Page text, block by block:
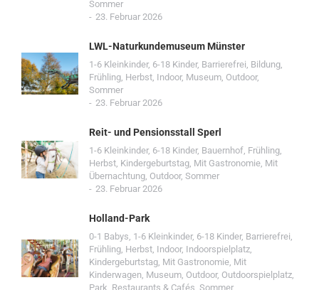
Sommer
23. Februar 2026
LWL-Naturkundemuseum Münster
1-6 Kleinkinder, 6-18 Kinder, Barrierefrei, Bildung,
Frühling, Herbst, Indoor, Museum, Outdoor,
Sommer
23. Februar 2026
Reit- und Pensionsstall Sperl
1-6 Kleinkinder, 6-18 Kinder, Bauernhof, Frühling,
Herbst, Kindergeburtstag, Mit Gastronomie, Mit
Übernachtung, Outdoor, Sommer
23. Februar 2026
Holland-Park
0-1 Babys, 1-6 Kleinkinder, 6-18 Kinder, Barrierefrei,
Frühling, Herbst, Indoor, Indoorspielplatz,
Kindergeburtstag, Mit Gastronomie, Mit
Kinderwagen, Museum, Outdoor, Outdoorspielplatz,
Park Restaurants & Cafés Sommer